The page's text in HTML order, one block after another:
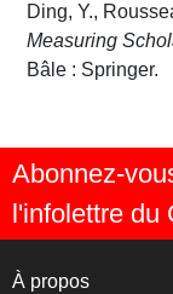
Ding, Y.,
Measuring
Bâle : Springer.
Abonnez-
l'infolettre du
À propos